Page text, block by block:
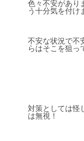
色々不安があり
う十分気を付け
不安な状況で不
らはそこを狙っ
対策としては怪
は無視！